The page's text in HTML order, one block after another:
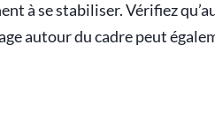
à se stabiliser. Vérifiez
autour du cadre peut